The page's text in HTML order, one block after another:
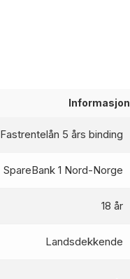
Informasjon
Fastrentelån 5 års binding
SpareBank 1 Nord-Norge
18 år
Landsdekkende